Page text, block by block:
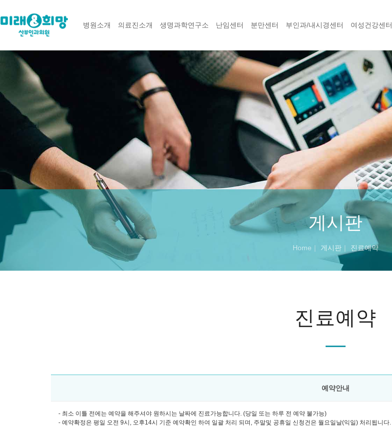
병원소개 의료진소개 생명과학연구소 난임센터 분만센터 부인과/내시경센터 여성건강센터
게시판
Home 게시판 진료예약
진료예약
예약안내
- 최소 이틀 전에는 예약을 해주셔야 원하시는 날짜에 진료가능합니다. (당일 또는 하루 전 예약 불가능)
- 예약확정은 평일 오전 9시, 오후14시 기준 예약확인 하여 일괄 처리 되며, 주말및 공휴일 신청건은 월요일날(익일) 처리됩니다.